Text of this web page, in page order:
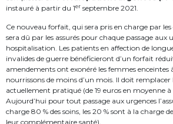
instauré à partir du 1er septembre 2021.
Ce nouveau forfait, qui sera pris en charge par
sera dû par les assurés pour chaque passage aux
hospitalisation. Les patients en affection de
invalides de guerre bénéficieront d’un forfait
amendements ont exonéré les femmes enceintes
nourrissons de moins d’un mois. Il doit
actuellement pratiqué (de 19 euros en moyenne
Aujourd’hui pour tout passage aux urgences
charge 80 % des soins, les 20 % sont à la charge
leur complémentaire santé).